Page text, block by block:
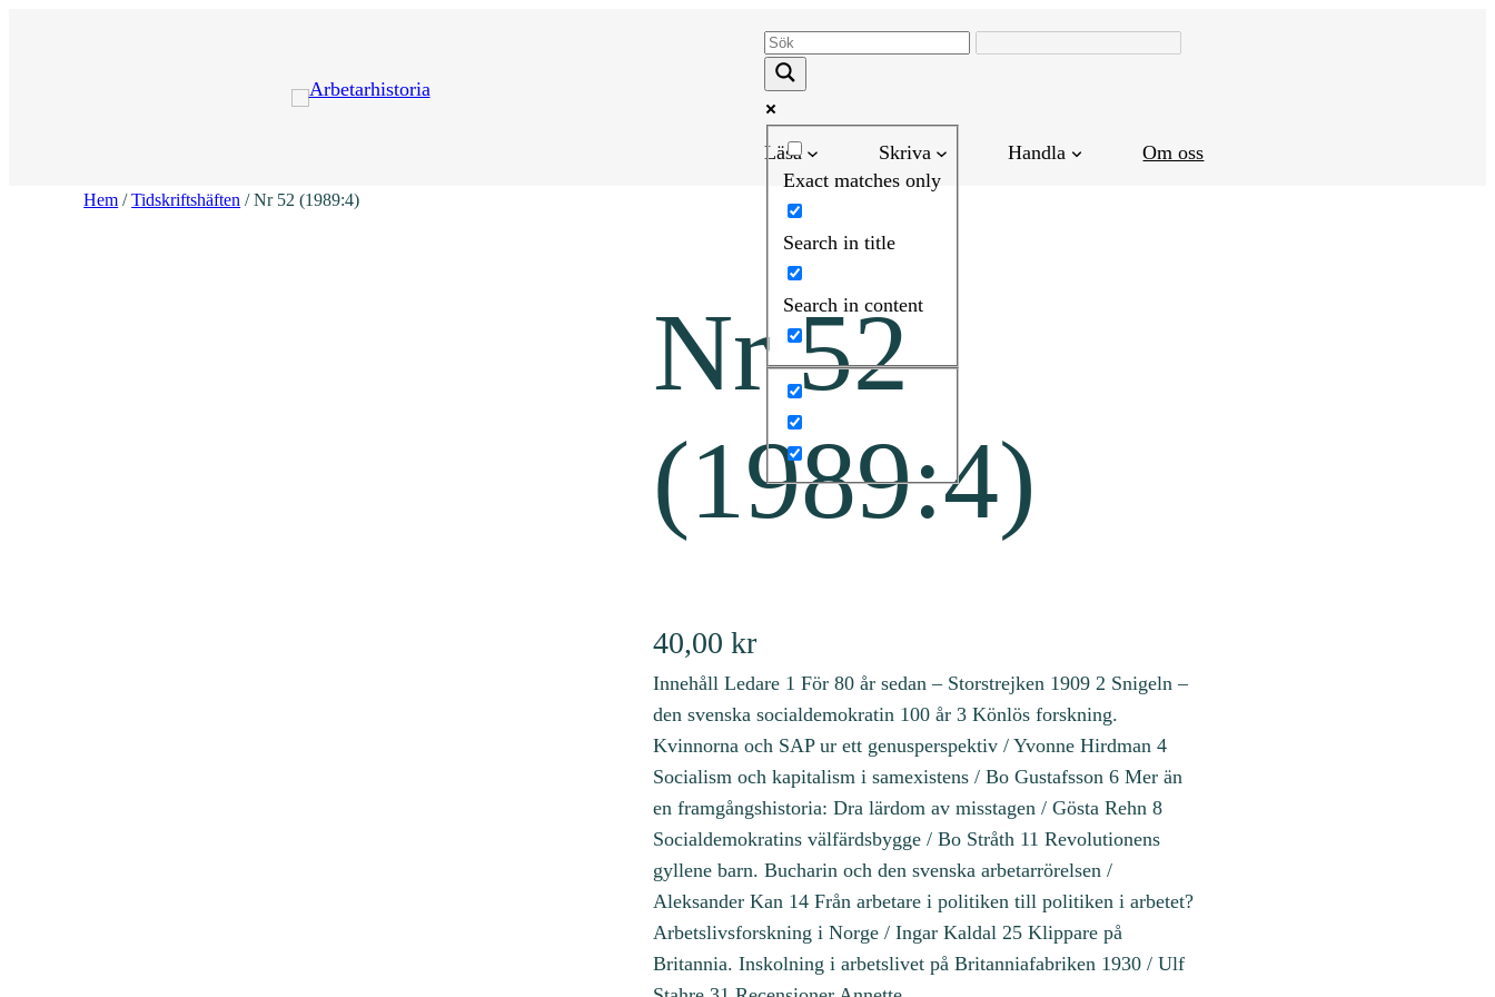
Exact matches only
Search in title
Search in content
Läsa Skriva Handla Om oss
Hem /Tidskriftshäften / Nr 52 (1989:4)
Nr 52
(1989:4)
40,00kr
Innehåll Ledare 1 För 80 år sedan – Storstrejken 1909 2 Snigeln –
den svenska socialdemokratin 100 år 3 Könlös forskning.
Kvinnorna och SAP ur ett genusperspektiv / Yvonne Hirdman 4
Socialism och kapitalism i samexistens / Bo Gustafsson 6 Mer än
en framgångshistoria: Dra lärdom av misstagen / Gösta Rehn 8
Socialdemokratins välfärdsbygge / Bo Stråth 11 Revolutionens
gyllene barn. Bucharin och den svenska arbetarrörelsen /
Aleksander Kan 14 Från arbetare i politiken till politiken i arbetet?
Arbetslivsforskning i Norge / Ingar Kaldal 25 Klippare på
Britannia. Inskolning i arbetslivet på Britanniafabriken 1930 / Ulf